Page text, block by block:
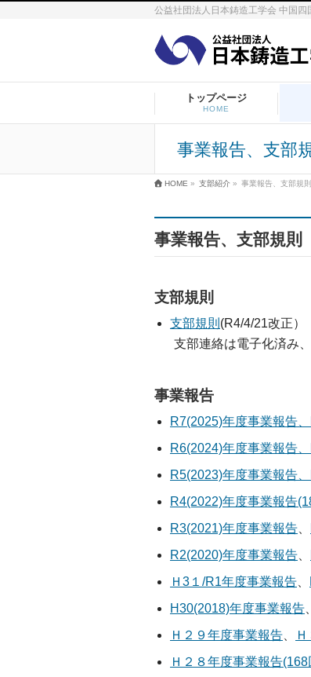
公益社団法人日本鋳造工学会 中国四
トップページ
HOME
事業報告、支部
HOME » 支部紹介 » 事業報告、支部規則
事業報告、支部規則
支部規則
支部規則 (R4/4/21改正）
支部連絡は電子化済み
事業報告
R7(2025)年度事業報告
R6(2024)年度事業報告
R5(2023)年度事業報告
R4(2022)年度事業報告
R3(2021)年度事業報告
R2(2020)年度事業報告
Ｈ3１/R1年度事業報告
H30(2018)年度事業報告
Ｈ２９年度事業報告
Ｈ２８年度事業報告